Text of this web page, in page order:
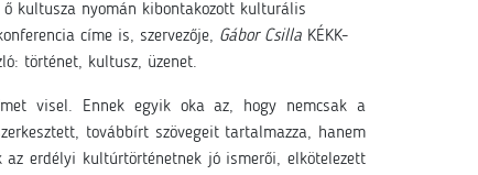
kultusza nyomán kibontakozott kulturális
címe is, szervezője, Gábor Csilla KÉKK-
történet, kultusz, üzenet.
visel. Ennek egyik oka az, hogy nemcsak a
továbbírt szövegeit tartalmazza, hanem
erdélyi kultúrtörténetnek jó ismerői, elkötelezett